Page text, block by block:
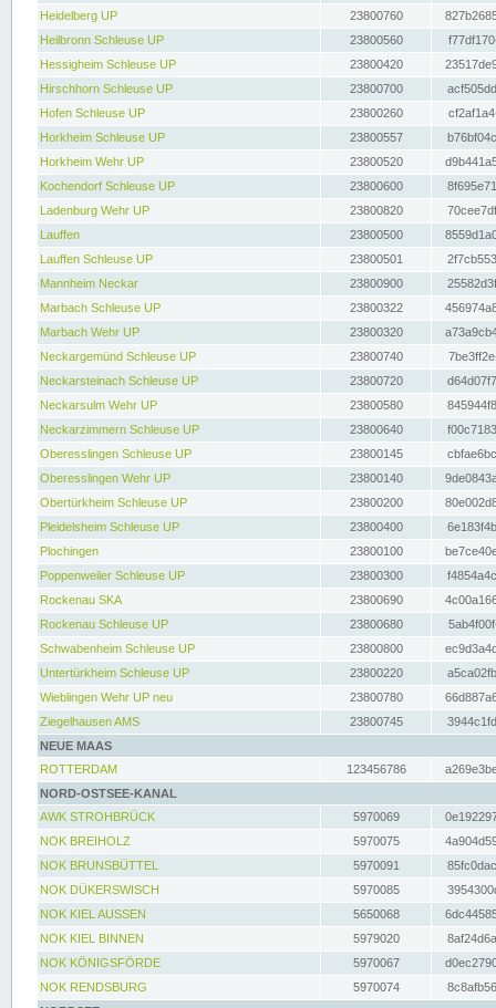
Heidelberg UP
23800760
Heilbronn Schleuse UP
23800560
Hessigheim Schleuse UP
23800420
Hirschhorn Schleuse UP
23800700
Hofen Schleuse UP
23800260
Horkheim Schleuse UP
23800557
Horkheim Wehr UP
23800520
Kochendorf Schleuse UP
23800600
Ladenburg Wehr UP
23800820
Lauffen
23800500
Lauffen Schleuse UP
23800501
Mannheim Neckar
23800900
Marbach Schleuse UP
23800322
Marbach Wehr UP
23800320
Neckargemünd Schleuse UP
23800740
Neckarsteinach Schleuse UP
23800720
Neckarsulm Wehr UP
23800580
Neckarzimmern Schleuse UP
23800640
Oberesslingen Schleuse UP
23800145
Oberesslingen Wehr UP
23800140
Obertürkheim Schleuse UP
23800200
Pleidelsheim Schleuse UP
23800400
Plochingen
23800100
Poppenweiler Schleuse UP
23800300
Rockenau SKA
23800690
Rockenau Schleuse UP
23800680
Schwabenheim Schleuse UP
23800800
Untertürkheim Schleuse UP
23800220
Wieblingen Wehr UP neu
23800780
Ziegelhausen AMS
23800745
NEUE MAAS
ROTTERDAM
123456786
NORD-OSTSEE-KANAL
AWK STROHBRÜCK
5970069
NOK BREIHOLZ
5970075
NOK BRUNSBÜTTEL
5970091
NOK DÜKERSWISCH
5970085
NOK KIEL AUSSEN
5650068
NOK KIEL BINNEN
5979020
NOK KÖNIGSFÖRDE
5970067
NOK RENDSBURG
5970074